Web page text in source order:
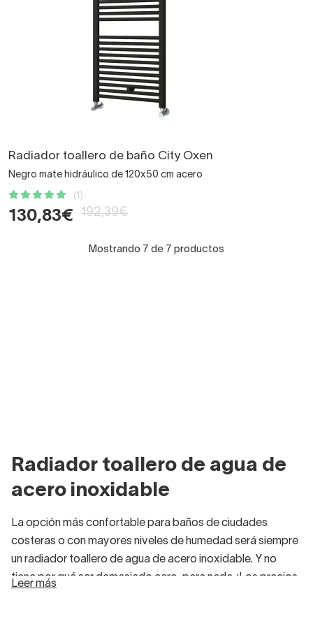
Radiador toallero de baño City Oxen
Negro mate hidráulico de 120x50 cm acero
(1)
130,83€ 192,39€
Mostrando 7 de 7 productos
Radiador toallero de agua de
acero inoxidable
La opción más confortable para baños de ciudades
costeras o con mayores niveles de humedad será siempre
un radiador toallero de agua de acero inoxidable. Y no
tiene por qué ser demasiado caro, para nada. ¡Los precios
Leer más